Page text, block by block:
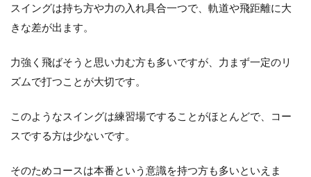
スイングは持ち方や力の入れ具合一つで、軌道や飛距離に大
きな差が出ます。
力強く飛ばそうと思い力む方も多いですが、力まず一定のリ
ズムで打つことが大切です。
このようなスイングは練習場ですることがほとんどで、コー
スでする方は少ないです。
そのためコースは本番という意識を持つ方も多いといえま